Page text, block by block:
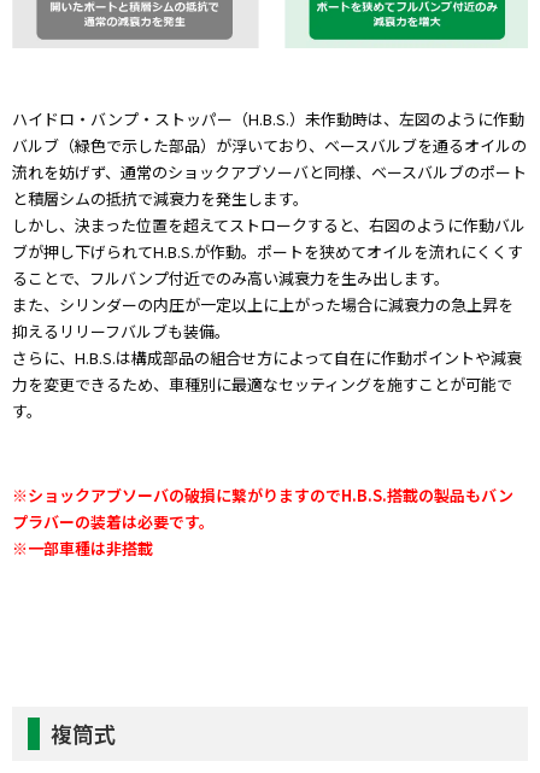
ハイドロ・バンプ・ストッパー（H.B.S.）未作動時は、左図のように作動
バルブ（緑色で示した部品）が浮いており、ベースバルブを通るオイルの
流れを妨げず、通常のショックアブソーバと同様、ベースバルブのポート
と積層シムの抵抗で減衰力を発生します。
しかし、決まった位置を超えてストロークすると、右図のように作動バル
ブが押し下げられてH.B.S.が作動。ポートを狭めてオイルを流れにくくす
ることで、フルバンプ付近でのみ高い減衰力を生み出します。
また、シリンダーの内圧が一定以上に上がった場合に減衰力の急上昇を
抑えるリリーフバルブも装備。
さらに、H.B.S.は構成部品の組合せ方によって自在に作動ポイントや減衰
力を変更できるため、車種別に最適なセッティングを施すことが可能で
す。
※ショックアブソーバの破損に繋がりますのでH.B.S.搭載の製品もバン
プラバーの装着は必要です。
※一部車種は非搭載
複筒式